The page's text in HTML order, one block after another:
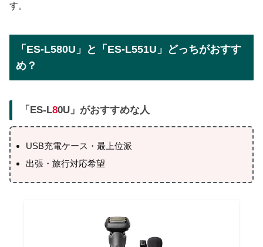
す。
「ES-L580U」と「ES-L551U」どっちがおすす
め？
「ES-L80U」がおすすめな人
USB充電ケース・最上位派
出張・旅行対応希望